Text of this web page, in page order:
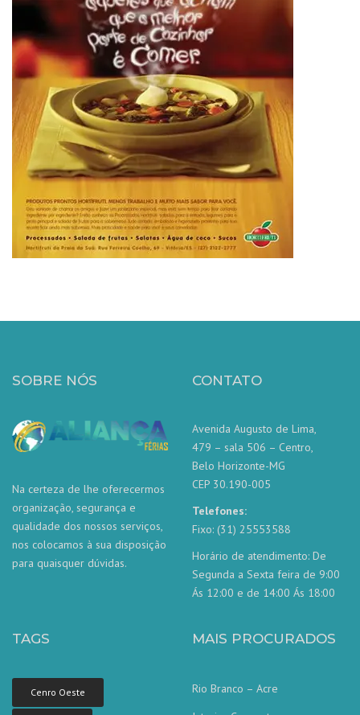
SOBRE NÓS
Na certeza de lhe oferecermos
organização, segurança e
qualidade dos nossos serviços,
nos colocamos à sua disposição
para quaisquer dúvidas.
CONTATO
Avenida Augusto de Lima,
479 – sala 506 – Centro,
Belo Horizonte-MG
CEP 30.190-005
Telefones:
Fixo: (31) 25553588
Horário de atendimento: De
Segunda a Sexta feira de 9:00
Ás 12:00 e de 14:00 Ás 18:00
TAGS
Cenro Oeste
MAIS PROCURADOS
Rio Branco – Acre